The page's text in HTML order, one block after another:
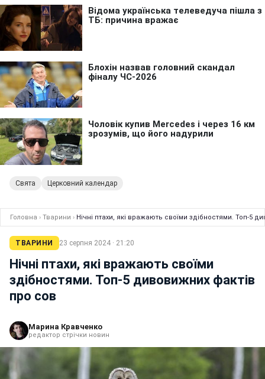
Свята Церковний календар
Головна › Тварини › Нічні птахи, які вражають своїми здібностями. Топ-5
ТВАРИНИ 23 серпня 2024 · 21:20
Нічні птахи, які вражають своїми
здібностями. Топ-5 дивовижних фактів
про сов
Марина Кравченко
редактор стрічки новин